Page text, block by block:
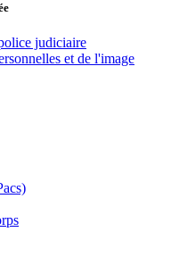
judiciaire
et de l'image